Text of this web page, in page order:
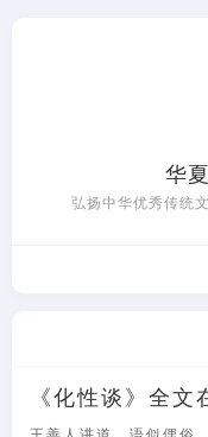
华
弘扬中华优秀传统
《化性谈》全
王善人讲道，语似俚俗